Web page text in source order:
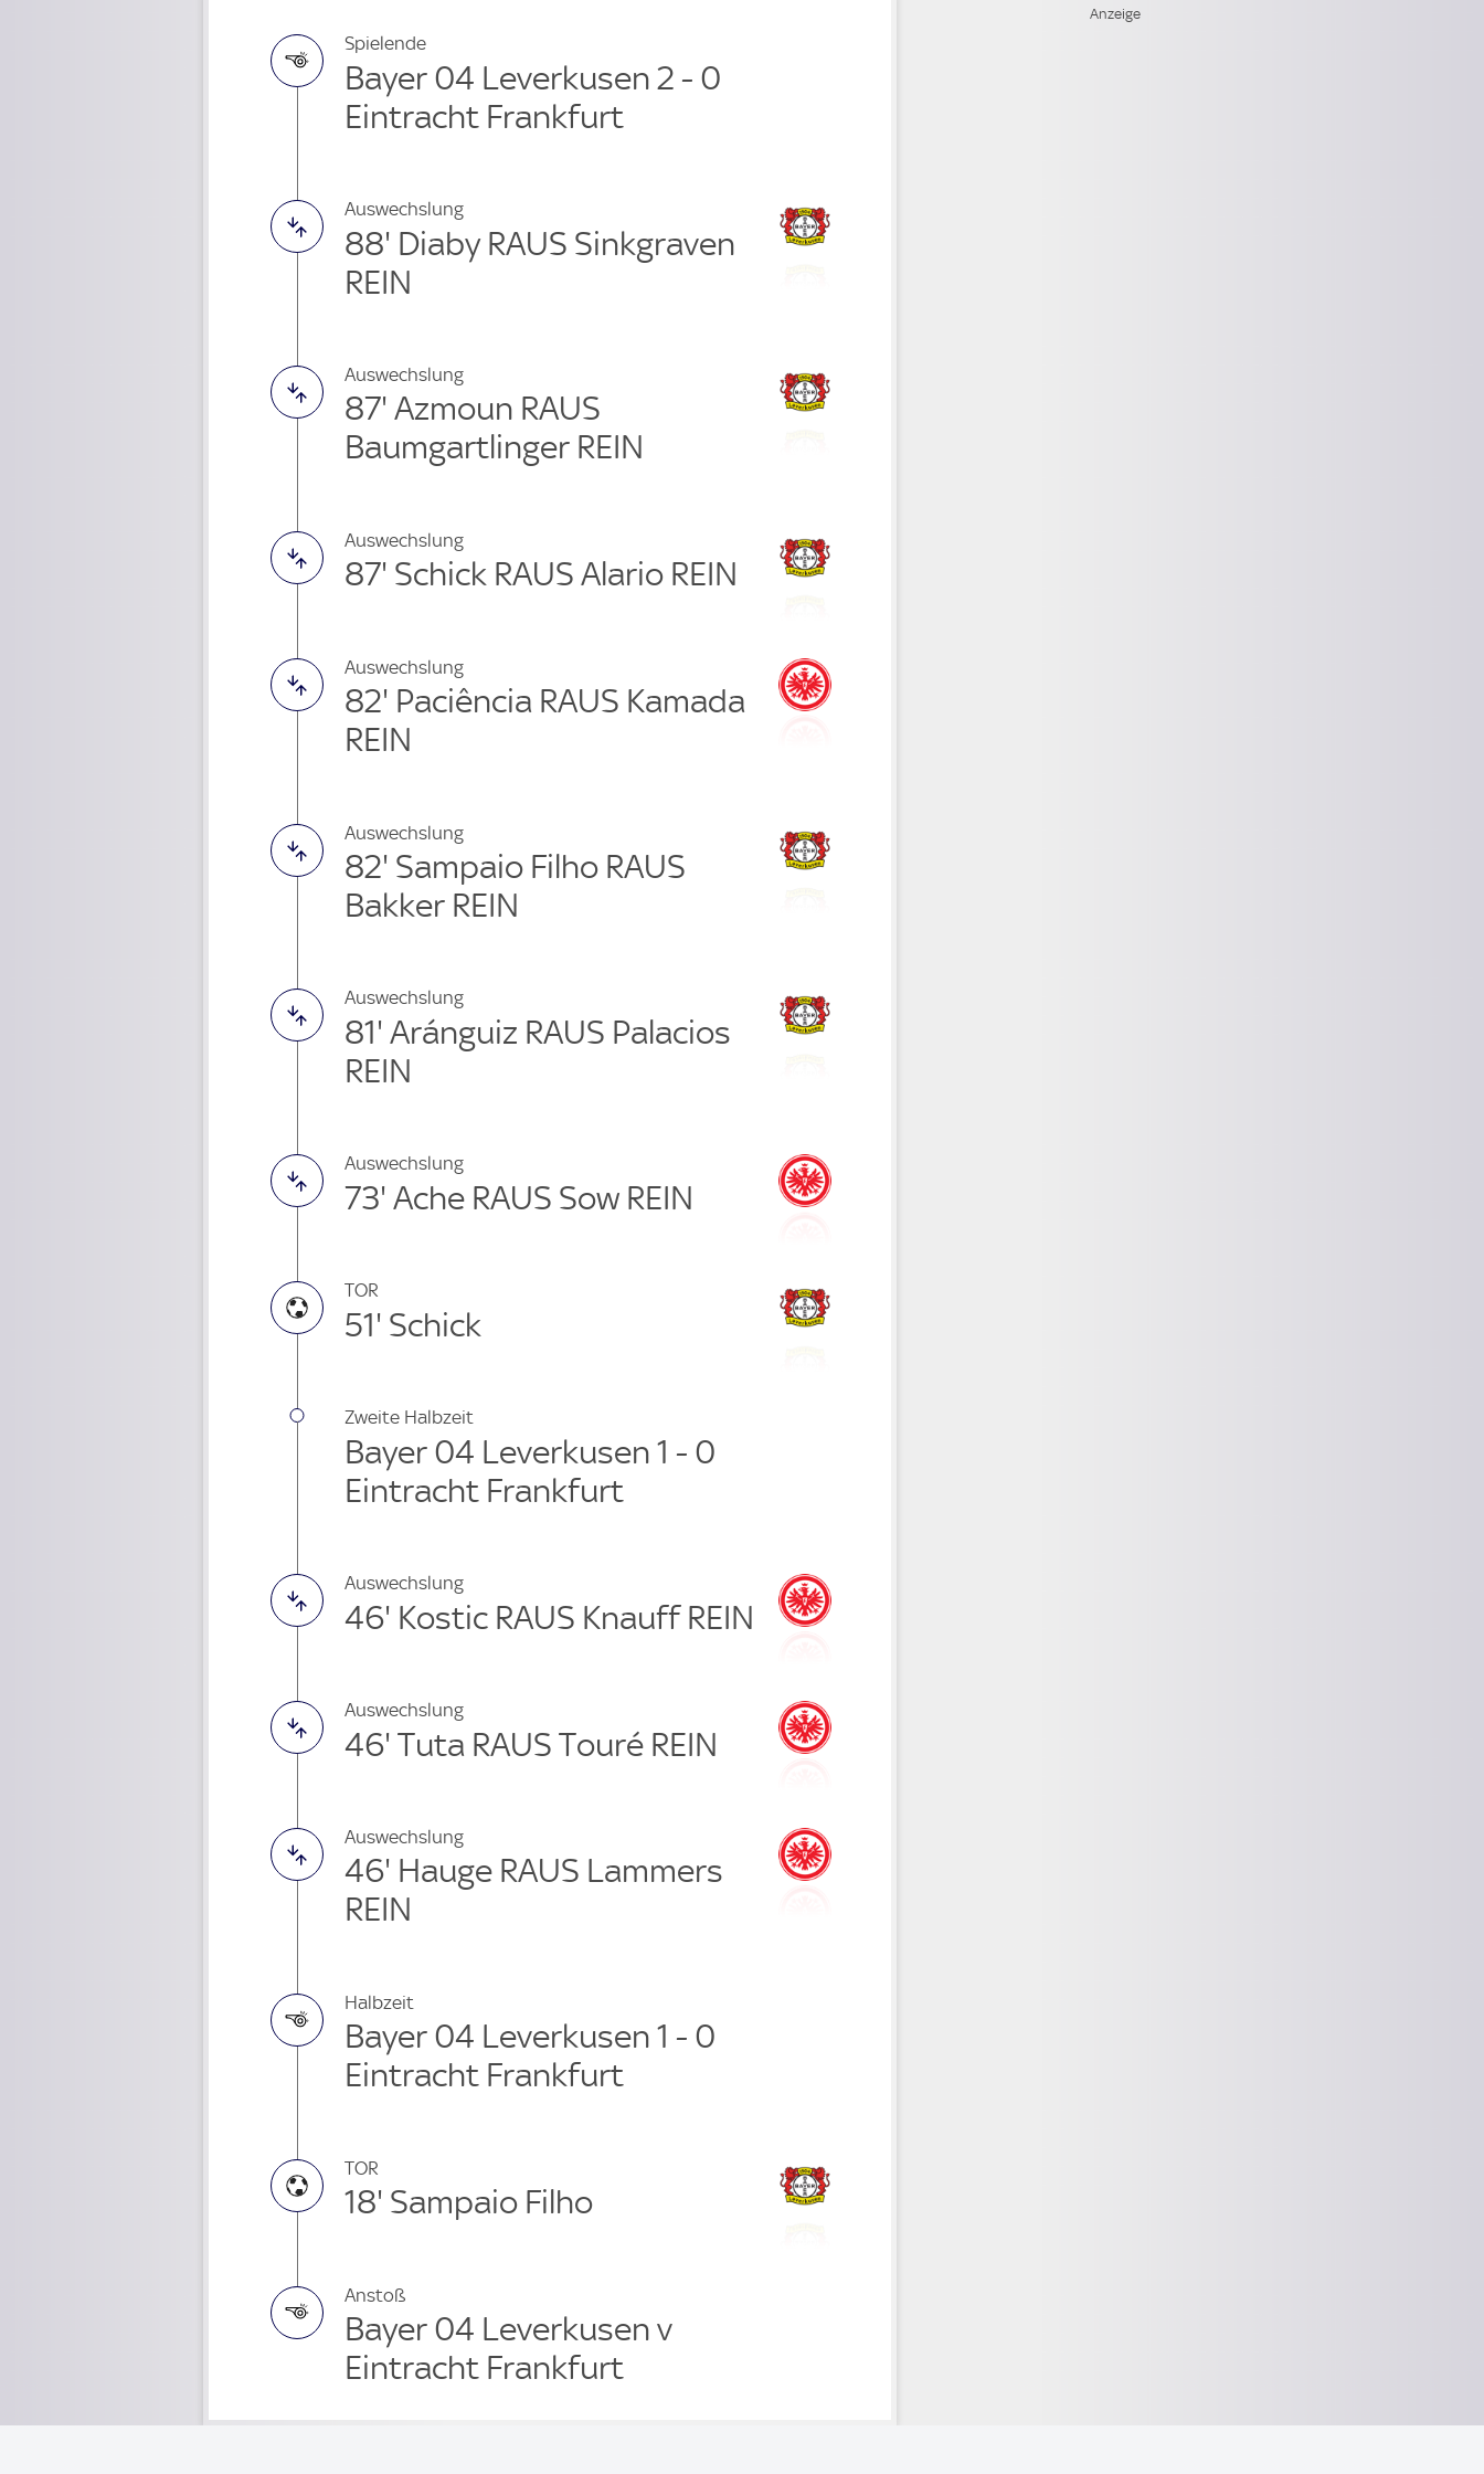
Spielende
Bayer 04 Leverkusen 2 - 0
Eintracht Frankfurt
Auswechslung
88' Diaby RAUS Sinkgraven
REIN
Auswechslung
87' Azmoun RAUS
Baumgartlinger REIN
Auswechslung
87' Schick RAUS Alario REIN
Auswechslung
82' Paciência RAUS Kamada
REIN
Auswechslung
82' Sampaio Filho RAUS
Bakker REIN
Auswechslung
81' Aránguiz RAUS Palacios
REIN
Auswechslung
73' Ache RAUS Sow REIN
TOR
51' Schick
Zweite Halbzeit
Bayer 04 Leverkusen 1 - 0
Eintracht Frankfurt
Auswechslung
46' Kostic RAUS Knauff REIN
Auswechslung
46' Tuta RAUS Touré REIN
Auswechslung
46' Hauge RAUS Lammers
REIN
Halbzeit
Bayer 04 Leverkusen 1 - 0
Eintracht Frankfurt
TOR
18' Sampaio Filho
Anstoß
Bayer 04 Leverkusen v
Eintracht Frankfurt